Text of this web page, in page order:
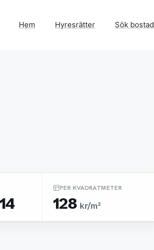
Hem Hyresrätter Sök bostad
PER KVADRATMETER
128 kr/m²